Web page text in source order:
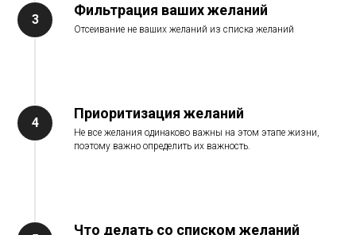
Фильтрация ваших желаний
Отсеивание не ваших желаний из списка желаний
Приоритизация желаний
Не все желания одинаково важны на этом этапе жизни,
поэтому важно определить их важность.
Что делать со списком желаний